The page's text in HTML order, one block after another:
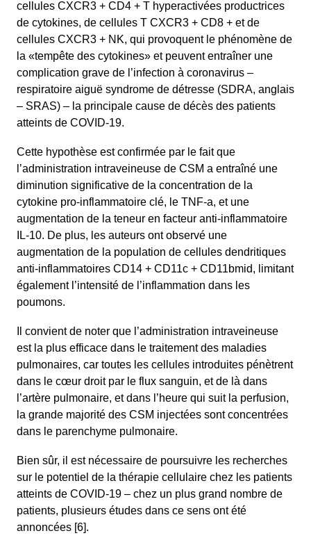
cellules CXCR3 + CD4 + T hyperactivées productrices
de cytokines, de cellules T CXCR3 + CD8 + et de
cellules CXCR3 + NK, qui provoquent le phénomène de
la «tempête des cytokines» et peuvent entraîner une
complication grave de l’infection à coronavirus –
respiratoire aiguë syndrome de détresse (SDRA, anglais
– SRAS) – la principale cause de décès des patients
atteints de COVID-19.
Cette hypothèse est confirmée par le fait que
l’administration intraveineuse de CSM a entraîné une
diminution significative de la concentration de la
cytokine pro-inflammatoire clé, le TNF-a, et une
augmentation de la teneur en facteur anti-inflammatoire
IL-10. De plus, les auteurs ont observé une
augmentation de la population de cellules dendritiques
anti-inflammatoires CD14 + CD11c + CD11bmid, limitant
également l’intensité de l’inflammation dans les
poumons.
Il convient de noter que l’administration intraveineuse
est la plus efficace dans le traitement des maladies
pulmonaires, car toutes les cellules introduites pénètrent
dans le cœur droit par le flux sanguin, et de là dans
l’artère pulmonaire, et dans l’heure qui suit la perfusion,
la grande majorité des CSM injectées sont concentrées
dans le parenchyme pulmonaire.
Bien sûr, il est nécessaire de poursuivre les recherches
sur le potentiel de la thérapie cellulaire chez les patients
atteints de COVID-19 – chez un plus grand nombre de
patients, plusieurs études dans ce sens ont été
annoncées [6].